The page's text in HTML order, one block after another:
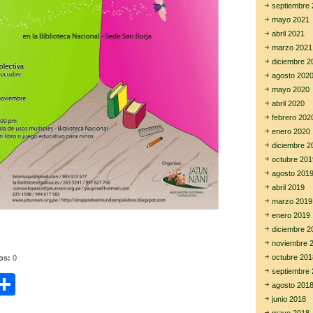
0
septiembre
mayo 2021
abril 2021
marzo 2021
diciembre
agosto 2020
mayo 2020
abril 2020
febrero
enero 2020
diciembre
octubre
agosto 2019
abril 2019
marzo 2019
enero 2019
diciembre
noviembre
octubre
septiembre
agosto 2018
junio 2018